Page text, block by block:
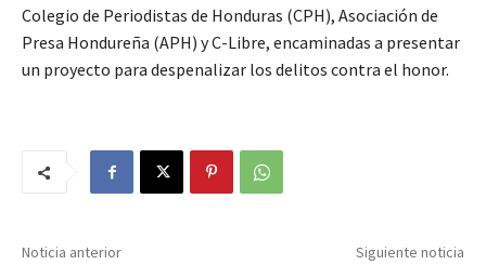
Colegio de Periodistas de Honduras (CPH), Asociación de
Presa Hondureña (APH) y C-Libre, encaminadas a presentar
un proyecto para despenalizar los delitos contra el honor.
Noticia anterior Siguiente noticia